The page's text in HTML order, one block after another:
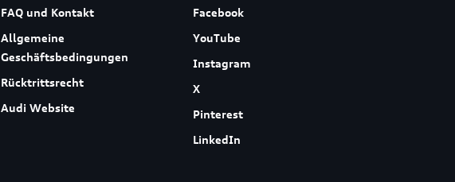
FAQ und Kontakt
Allgemeine
Geschäftsbedingungen
Rücktrittsrecht
Audi Website
Facebook
YouTube
Instagram
X
Pinterest
LinkedIn